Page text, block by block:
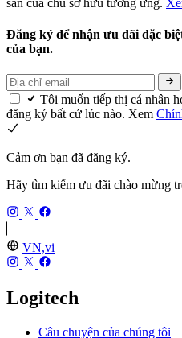
Đăng ký để nhận ưu đãi đặc
của bạn.
Tôi muốn tiếp thị cá nhân
đăng ký bất cứ lúc nào. Xem
Cảm ơn bạn đã đăng ký.
Hãy tìm kiếm ưu đãi chào mừng
VN,vi
Logitech
Câu chuyện của chúng tôi